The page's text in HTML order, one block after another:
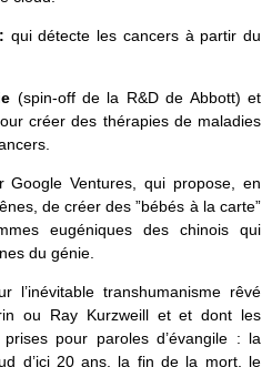
qui détecte les cancers à partir du
(spin-off de la R&D de Abbott) et
créer des thérapies de maladies
Google Ventures, qui propose, en
de créer des ”bébés à la carte”
eugéniques des chinois qui
du génie.
l’inévitable transhumanisme rêvé
ou Ray Kurzweill et et dont les
pour paroles d’évangile : la
d’ici 20 ans, la fin de la mort, le